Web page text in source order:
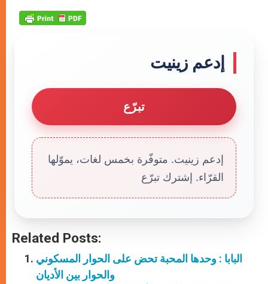
إدعم زينيت
تبرّع
إدعم زينيت. متوفّرة بخمس لغات، يموّلها
القرّاء. إشترك تبرّع
Related Posts:
البابا : وحدها المحبة تحض على الحوار المسكوني
والحوار بين الأديان